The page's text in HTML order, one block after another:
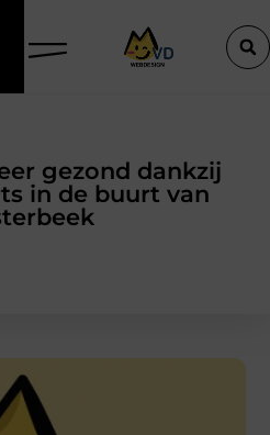
Perfecte Gids voor Vloerbedekking in
gezond dankzij
in de buurt van